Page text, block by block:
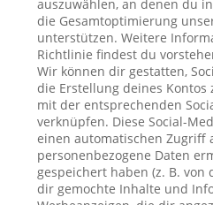
auszuwählen, an denen du
die Gesamtoptimierung
unterstützen. Weitere
Richtlinie findest du
Wir können dir gestatten,
die Erstellung deines
mit der entsprechenden
verknüpfen. Diese Social-
einen automatischen Zugriff
personenbezogene Daten
gespeichert haben (z. B. von
dir gemochte Inhalte und